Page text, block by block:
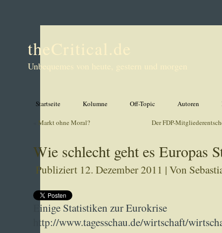
theCritical.de
Unbequemes von heute, gestern und morgen
Startseite Kolumne Off-Topic Autoren
Markt ohne Moral? Der FDP-
Wie schlecht geht es Europas
Publiziert 12. Dezember 2011 | Von
Einige Statistiken zur Eurokrise
http://www.tagesschau.de/wirtschaft/